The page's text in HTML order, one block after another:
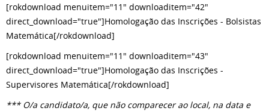
[rokdownload menuitem="11" downloaditem="42"
direct_download="true"]Homologação das Inscrições - Bolsistas
Matemática[/rokdownload]
[rokdownload menuitem="11" downloaditem="43"
direct_download="true"]Homologação das Inscrições -
Supervisores Matemática[/rokdownload]
*** O/a candidato/a, que não comparecer ao local, na data e